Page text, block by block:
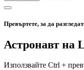
Превъртете, за да
Астронавт на
Използвайте Ctrl +